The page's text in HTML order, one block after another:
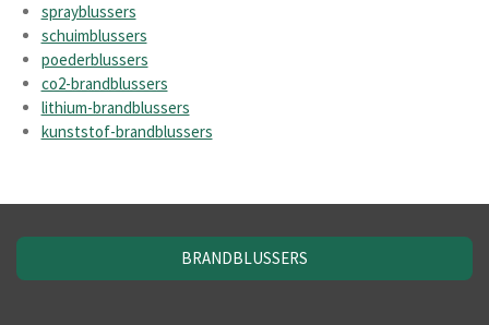
sprayblussers
schuimblussers
poederblussers
co2-brandblussers
lithium-brandblussers
kunststof-brandblussers
BRANDBLUSSERS